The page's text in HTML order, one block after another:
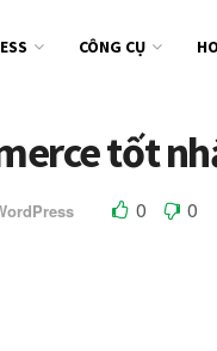
CÔNG CỤ
tốt
0 0